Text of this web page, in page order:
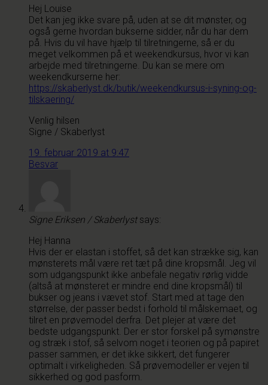
Hej Louise
Det kan jeg ikke svare på, uden at se dit mønster, og
også gerne hvordan bukserne sidder, når du har dem
på. Hvis du vil have hjælp til tilretningerne, så er du
meget velkommen på et weekendkursus, hvor vi kan
arbejde med tilretningerne. Du kan se mere om
weekendkurserne her:
https://skaberlyst.dk/butik/weekendkursus-i-syning-og-
tilskaering/
Venlig hilsen
Signe / Skaberlyst
19. februar 2019 at 9:47
Besvar
Signe Eriksen / Skaberlyst says:
Hej Hanna
Hvis der er elastan i stoffet, så det kan strække sig, kan
mønsterets mål være ret tæt på dine kropsmål. Jeg vil
som udgangspunkt ikke anbefale negativ rørlig vidde
(altså at mønsteret er mindre end dine kropsmål) til
bukser og jeans i vævet stof. Start med at tage den
størrelse, der passer bedst i forhold til målskemaet, og
tilret en prøvemodel derfra. Det plejer at være det
bedste udgangspunkt. Der er stor forskel på symønstre
og stræk i stof, så selvom noget i teorien og på papiret
passer sammen, er det ikke sikkert, det fungerer
optimalt i virkeligheden. Så prøvemodeller er vejen til
sikkerhed og god pasform.